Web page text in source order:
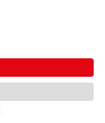
Datenschutz
Vertrag widerrufen